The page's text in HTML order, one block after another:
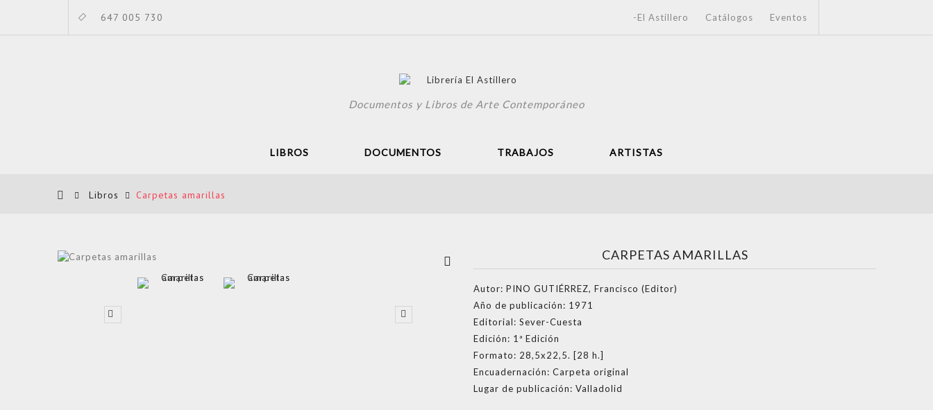
647 005 730 -El Astillero Catálogos Eventos
Documentos y Libros de Arte Contemporáneo
LIBROS DOCUMENTOS TRABAJOS ARTISTAS
Libros Carpetas amarillas
CARPETAS AMARILLAS
Autor: PINO GUTIÉRREZ, Francisco (Editor)
Año de publicación: 1971
Editorial: Sever-Cuesta
Edición: 1ª Edición
Formato: 28,5x22,5. [28 h.]
Encuadernación: Carpeta original
Lugar de publicación: Valladolid